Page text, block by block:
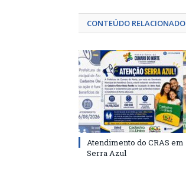
CONTEÚDO RELACIONADO
Atendimento do CRAS em
Serra Azul